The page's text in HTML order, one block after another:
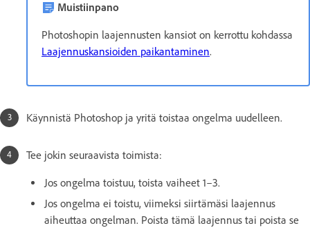
Muistiinpano
Photoshopin laajennusten kansiot on kerrottu kohdassa
Laajennuskansioiden paikantaminen.
Käynnistä Photoshop ja yritä toistaa ongelma uudelleen.
Tee jokin seuraavista toimista:
Jos ongelma toistuu, toista vaiheet 1–3.
Jos ongelma ei toistu, viimeksi siirtämäsi laajennus
aiheuttaa ongelman. Poista tämä laajennus tai poista se